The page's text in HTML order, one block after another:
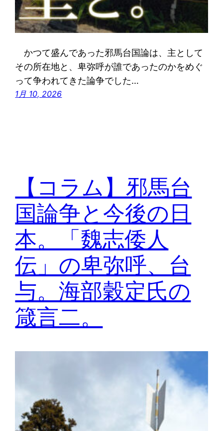
かつて盛んであった邪馬台国論は、主として
その所在地と、卑弥呼が誰であったのかをめぐ
って争われてきた論争でした…
1月 10, 2026
【コラム】邪馬台
国論争と今後の日
本。「魏志倭人
伝」の卑弥呼、台
与。海部穀定氏の
箴言二。